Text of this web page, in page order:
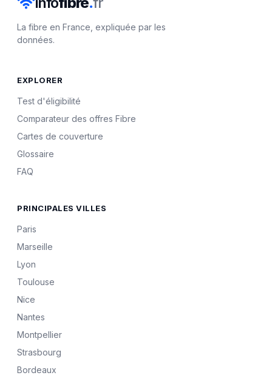
La fibre en France, expliquée par les
données.
EXPLORER
Test d'éligibilité
Comparateur des offres Fibre
Cartes de couverture
Glossaire
FAQ
PRINCIPALES VILLES
Paris
Marseille
Lyon
Toulouse
Nice
Nantes
Montpellier
Strasbourg
Bordeaux